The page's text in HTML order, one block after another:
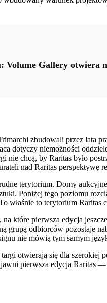
Volume Gallery otwiera
zbudowali przez
dotyczy niemożności
nie chcą, by Raritas było
nad Raritas perspektywę
terytorium. Domy
Poniżej tego poziomu
właśnie to terytorium Raritas
które pierwsza edycja
grupą odbiorców pozostaje
nie mówią tym samym
otwierają się dla
pierwsza edycja